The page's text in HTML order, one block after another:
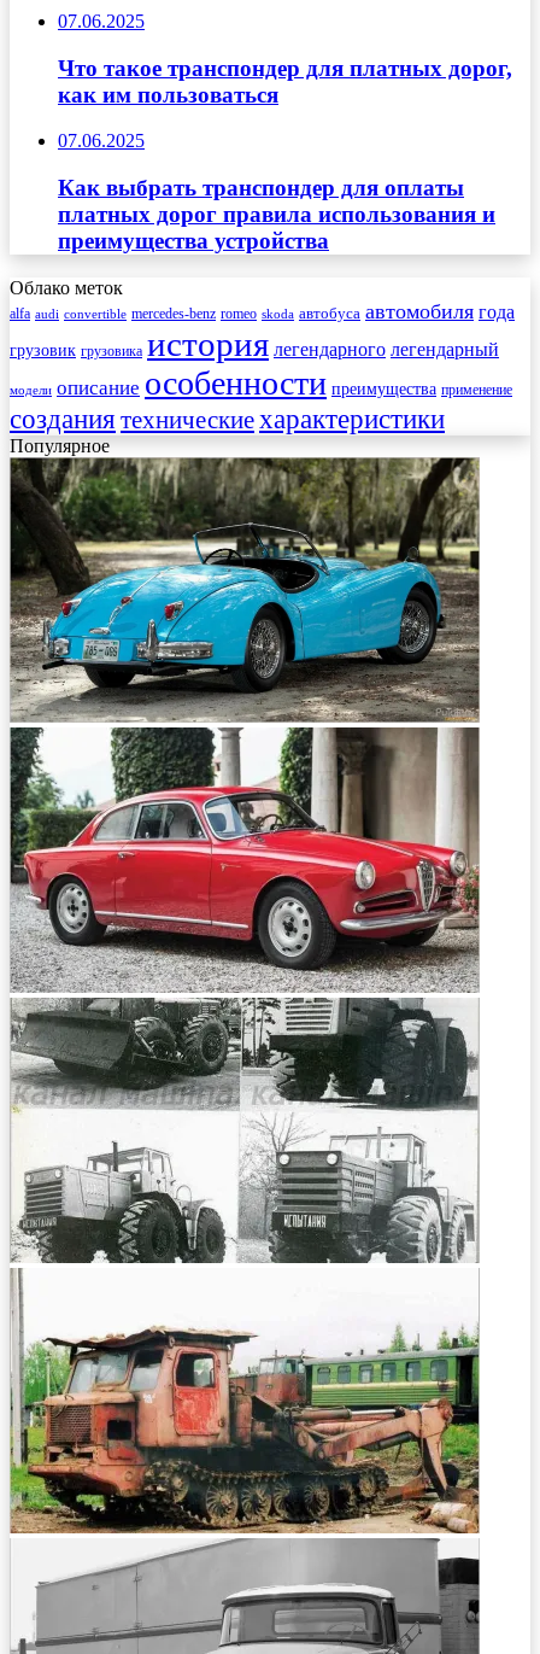
07.06.2025
Что такое транспондер для платных дорог,
как им пользоваться
07.06.2025
Как выбрать транспондер для оплаты
платных дорог правила использования и
преимущества устройства
Облако меток
alfa audi convertible mercedes-benz romeo skoda автобуса автомобиля года
грузовик грузовика история легендарного легендарный
модели описание особенности преимущества применение
создания техническиехарактеристики
Популярное